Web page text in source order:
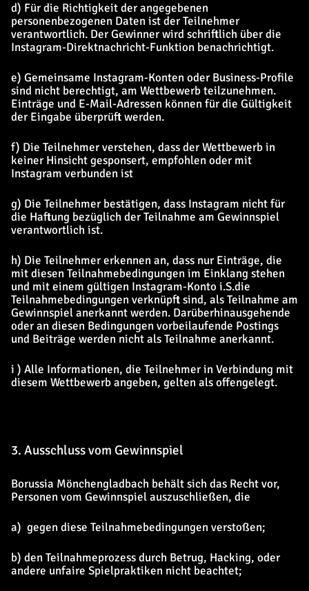
d) Für die Richtigkeit der angegebenen
personenbezogenen Daten ist der Teilnehmer
verantwortlich. Der Gewinner wird schriftlich über die
Instagram-Direktnachricht-Funktion benachrichtigt.
e) Gemeinsame Instagram-Konten oder Business-Profile
sind nicht berechtigt, am Wettbewerb teilzunehmen.
Einträge und E-Mail-Adressen können für die Gültigkeit
der Eingabe überprüft werden.
f) Die Teilnehmer verstehen, dass der Wettbewerb in
keiner Hinsicht gesponsert, empfohlen oder mit
Instagram verbunden ist
g) Die Teilnehmer bestätigen, dass Instagram nicht für
die Haftung bezüglich der Teilnahme am Gewinnspiel
verantwortlich ist.
h) Die Teilnehmer erkennen an, dass nur Einträge, die
mit diesen Teilnahmebedingungen im Einklang stehen
und mit einem gültigen Instagram-Konto i.S.die
Teilnahmebedingungen verknüpft sind, als Teilnahme am
Gewinnspiel anerkannt werden. Darüberhinausgehende
oder an diesen Bedingungen vorbeilaufende Postings
und Beiträge werden nicht als Teilnahme anerkannt.
i ) Alle Informationen, die Teilnehmer in Verbindung mit
diesem Wettbewerb angeben, gelten als offengelegt.
3. Ausschluss vom Gewinnspiel
Borussia Mönchengladbach behält sich das Recht vor,
Personen vom Gewinnspiel auszuschließen, die
a) gegen diese Teilnahmebedingungen verstoßen;
b) den Teilnahmeprozess durch Betrug, Hacking, oder
andere unfaire Spielpraktiken nicht beachtet;